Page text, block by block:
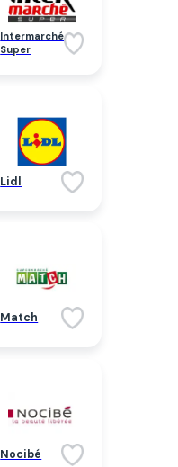
Intermarché
Super
Lidl
Match
Nocibé